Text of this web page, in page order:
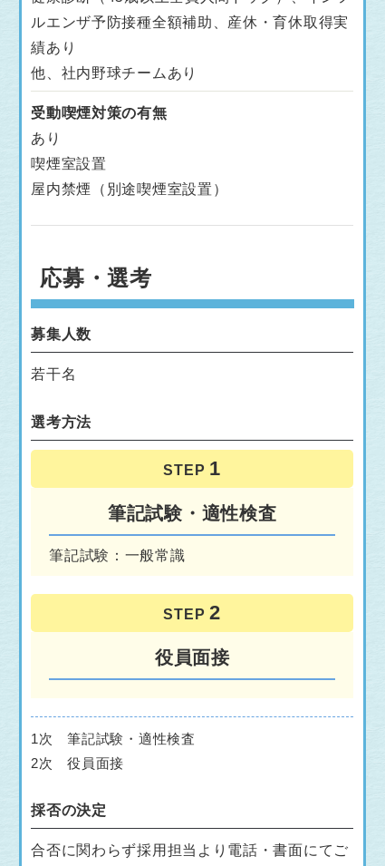
ルエンザ予防接種全額補助、産休・育休取得実
績あり
他、社内野球チームあり
受動喫煙対策の有無
あり
喫煙室設置
屋内禁煙（別途喫煙室設置）
応募・選考
募集人数
若干名
選考方法
STEP
筆記試験・適性検査
筆記試験：一般常識
STEP
役員面接
1次 筆記試験・適性検査
2次 役員面接
採否の決定
合否に関わらず採用担当より電話・書面にてご